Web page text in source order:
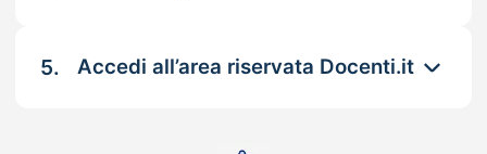
5. Accedi all’area riservata Docenti.it